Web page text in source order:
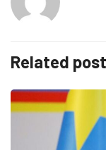
Related post